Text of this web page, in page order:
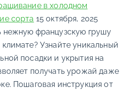
в холодном
сорта 15 октября, 2025
нежную французскую грушу
Узнайте уникальный
посадки и укрытия на
получать урожай даже
Пошаговая инструкция от